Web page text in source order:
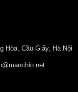
Hòa, Cầu Giấy, Hà Nội